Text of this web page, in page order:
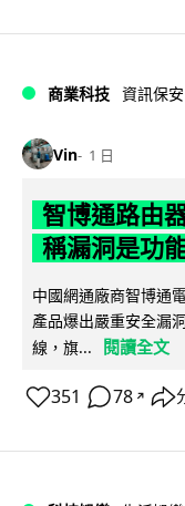
商業科技 資訊保安
Vin 1 日
智博通路由
稱漏洞是功
中國網通廠商智博通
產品爆出嚴重安全漏
線，旗...
閱讀全文
351 78 ↗